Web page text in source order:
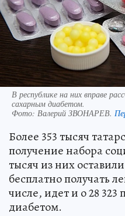
В республике на них вправе
сахарным диабетом.
Фото: Валерий ЗВОНАРЕВ.
Более 353 тысяч
получение набора
тысяч из них
бесплатно получать
числе, идет и о 28
диабетом.